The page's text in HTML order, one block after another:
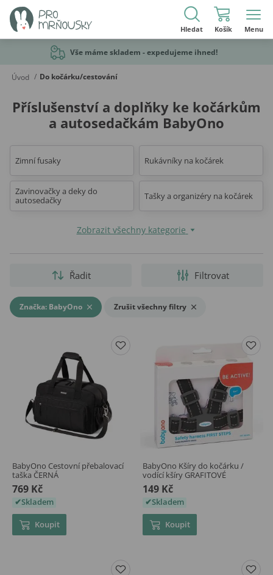
Hledat Košík Menu
Vše máme skladem - expedujeme ihned!
Úvod / Do kočárku/cestování
Příslušenství a doplňky ke kočárkům
a autosedačkám BabyOno
Zimní fusaky Rukávníky na kočárek
Zavinovačky a deky do
autosedačky
Tašky a organizéry na kočárek
Zobrazit všechny kategorie
Filtrovat
Řadit
Značka: BabyOno Zrušit všechny filtry
BabyOno Cestovní přebalovací
taška ČERNÁ
769 Kč
Skladem
Koupit
BabyOno Kšíry do kočárku /
vodící kšíry GRAFITOVÉ
149 Kč
Skladem
Koupit